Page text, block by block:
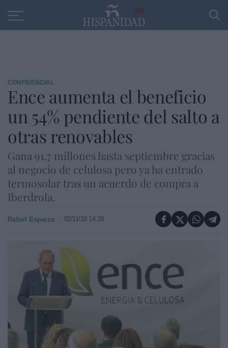
30
CONFIDENCIAL
Ence aumenta el beneficio
un 54% pendiente del salto a
otras renovables
Gana 91,7 millones hasta septiembre gracias
al negocio de celulosa pero ya ha entrado
termosolar tras un acuerdo de compra a
Iberdrola.
Rafael Esparza 02/11/18 14:18